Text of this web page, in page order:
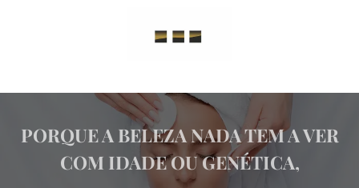
PORQUE A BELEZA NADA TEM A VER
COM IDADE OU GENÉTICA,